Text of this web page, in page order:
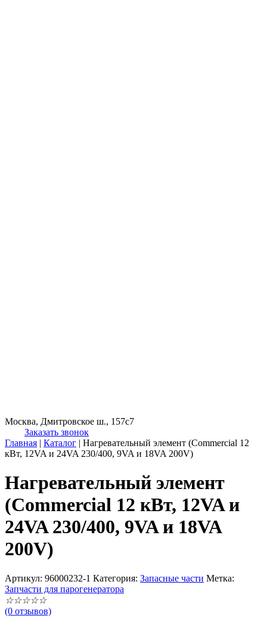
Москва, Дмитровское ш., 157с7
Заказать звонок
Главная | Каталог | Нагревательный элемент (Commercial 12
кВт, 12VA и 24VA 230/400, 9VA и 18VA 200V)
Нагревательный элемент
(Commercial 12 кВт, 12VA и
24VA 230/400, 9VA и 18VA
200V)
Артикул: 96000232-1 Категория: Запасные части Метка:
Запчасти для парогенератора
☆☆☆☆☆
(0 отзывов)